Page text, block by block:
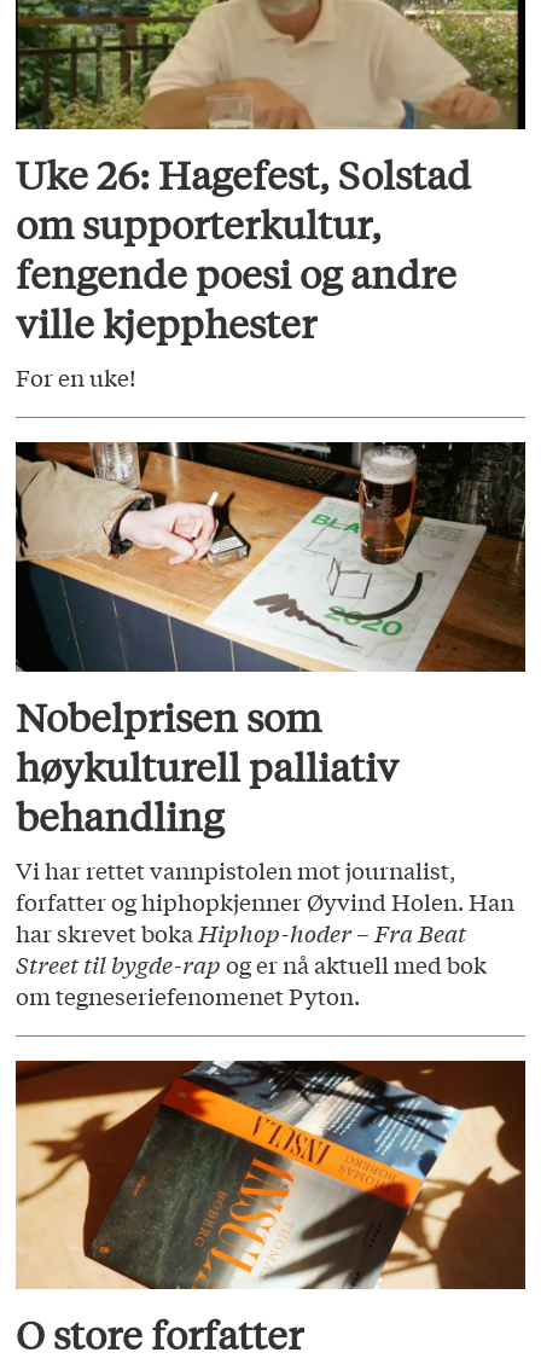
Uke 26: Hagefest, Solstad
om supporterkultur,
fengende poesi og andre
ville kjepphester
For en uke!
Nobelprisen som
høykulturell palliativ
behandling
Vi har rettet vannpistolen mot journalist,
forfatter og hiphopkjenner Øyvind Holen. Han
har skrevet boka Hiphop-hoder – Fra Beat
Street til bygde-rapog er nå aktuell med bok
om tegneseriefenomenet Pyton.
O store forfatter